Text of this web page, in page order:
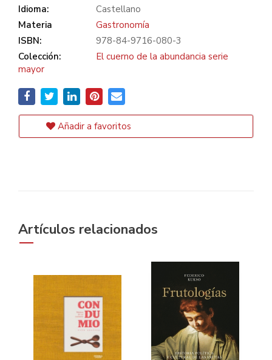
Idioma:
Castellano
Materia
Gastronomía
ISBN:
978-84-9716-080-3
Colección:
El cuerno de la abundancia serie
mayor
Añadir a favoritos
Artículos relacionados